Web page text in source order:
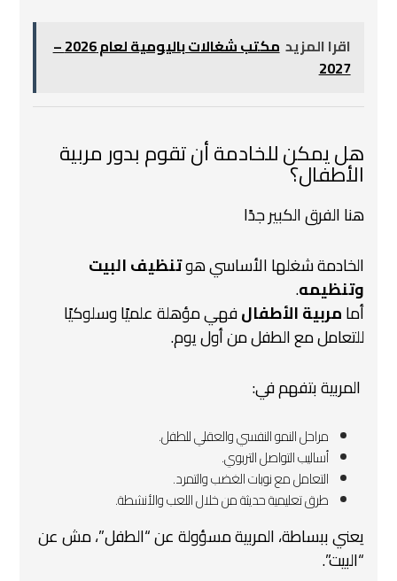
اقرا المزيد
مكتب شغالات باليومية لعام 2026 –
2027
هل يمكن للخادمة أن تقوم بدور مربية
الأطفال؟
هنا الفرق الكبير جدًا
الخادمة شغلها الأساسي هوتنظيف البيت
وتنظيمه.
أمامربية الأطفالفهي مؤهلة علميًا وسلوكيًا
للتعامل مع الطفل من أول يوم.
‍ المربية بتفهم في:
مراحل النمو النفسي والعقلي للطفل.
أساليب التواصل التربوي.
التعامل مع نوبات الغضب والتمرد.
طرق تعليمية حديثة من خلال اللعب والأنشطة.
يعني ببساطة، المربية مسؤولة عن “الطفل”، مش عن
“البيت”.